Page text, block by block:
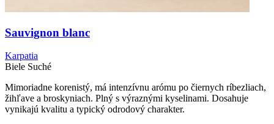
Sauvignon blanc
Karpatia
Biele Suché
Mimoriadne korenistý, má intenzívnu arómu po čiernych ríbezliach,
žihľave a broskyniach. Plný s výraznými kyselinami. Dosahuje
vynikajú kvalitu a typický odrodový charakter.